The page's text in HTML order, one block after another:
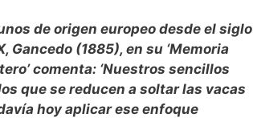
de origen europeo desde el siglo
Gancedo (1885), en su ‘Memoria
comenta: ‘Nuestros sencillos
que se reducen a soltar las vacas
hoy aplicar ese enfoque